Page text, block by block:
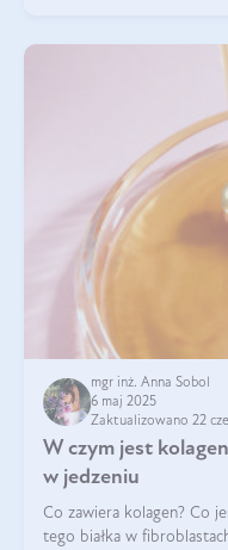
mgr inż. Anna Sobol
6 maj 2025
Zaktualizowano 22
W czym jest
w jedzeniu
Co zawiera kolagen? Co
tego białka w